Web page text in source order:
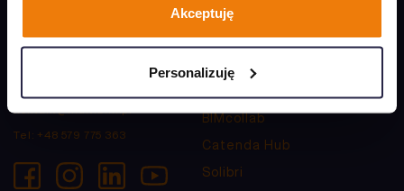
Akceptuję
Personalizuję
ul. Lipowa 4D
Tel: +48 579 775 363
Graphisoft Archicad 29
MEP Designer
BIMcollab
Catenda Hub
Solibri